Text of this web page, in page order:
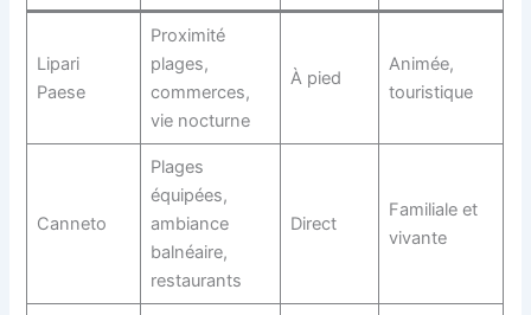
Lipari
Paese
Proximité
plages,
commerces,
vie nocturne
À pied
Animée,
touristique
Canneto
Plages
équipées,
ambiance
balnéaire,
restaurants
Direct
Familiale et
vivante